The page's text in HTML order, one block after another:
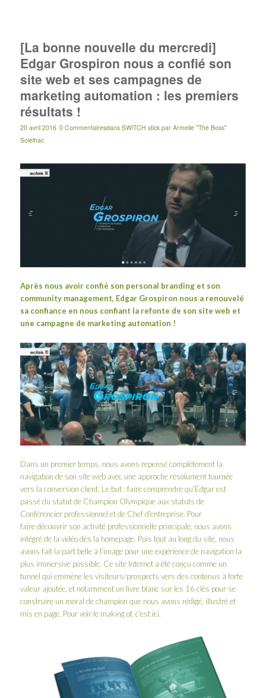
[La bonne nouvelle du mercredi]
Edgar Grospiron nous a confié son
site web et ses campagnes de
marketing automation : les premiers
résultats !
20 avril 2016 0 Commentairesdans SWiTCH stick par Armelle "The Boss"
Solelhac
Après nous avoir confié son personal branding et son
community management, Edgar Grospiron nous a renouvelé
sa confiance en nous confiant la refonte de son site web et
une campagne de marketing automation !
Dans un premier temps, nous avons repensé complètement la
navigation de son site web avec une approche résolument tournée
vers la conversion client. Le but : faire comprendre qu’Edgar est
passé du statut de Champion Olympique aux statuts de
Conférencier professionnel et de Chef d’entreprise. Pour
faire découvrir son activité professionnelle principale, nous avons
intégré de la vidéo dès la homepage. Puis tout au long du site, nous
avons fait la part belle à l’image pour une expérience de navigation la
plus immersive possible. Ce site Internet a été conçu comme un
tunnel qui emmène les visiteurs/prospects vers des contenus à forte
valeur ajoutée, et notamment un livre blanc sur les 16 clés pour se
construire un moral de champion que nous avons rédigé, illustré et
mis en page. Pour voir le making of, c’est ici.